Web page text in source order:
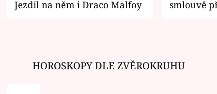
Jezdil na něm i Draco Malfoy
smlouvě
HOROSKOPY DLE ZVĚROKRUHU